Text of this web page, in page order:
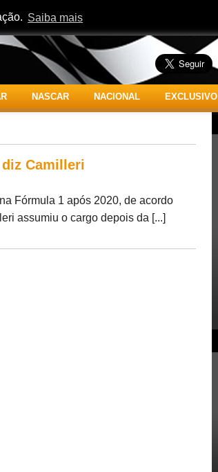
Saiba mais
NASCAR NACIONAL EXCLUSIVO
diz Camilleri
Fórmula 1 após 2020, de acordo
assumiu o cargo depois da [...]